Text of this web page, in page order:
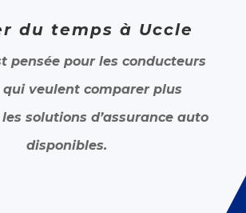
du temps à Uccle
pensée pour les conducteurs
qui veulent comparer plus
solutions d’assurance auto
disponibles.